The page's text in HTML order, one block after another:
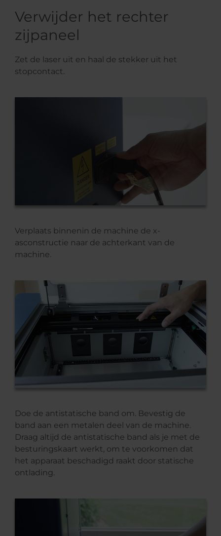
Verwijder het rechter
zijpaneel
Zet de laser uit en haal de stekker uit het
stopcontact.
Verplaats binnenin de machine de x-
asconstructie naar de achterkant van de
machine.
Doe de antistatische band om. Bevestig de
band aan een metalen deel van de machine.
Draag altijd de antistatische band als je met de
besturingskaart werkt, om te voorkomen dat
het apparaat beschadigd raakt door statische
ontlading.